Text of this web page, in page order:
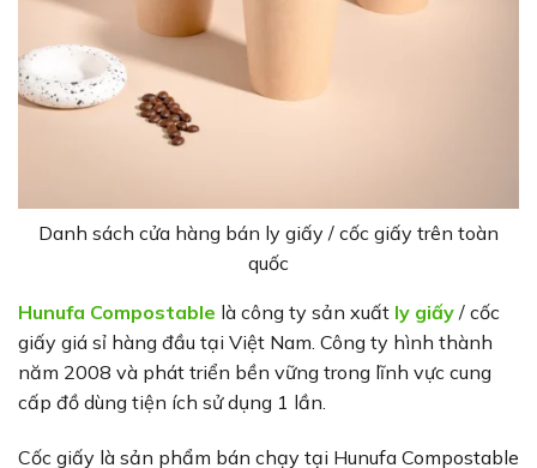
Danh sách cửa hàng bán ly giấy / cốc giấy trên toàn
quốc
Hunufa Compostable là công ty sản xuất ly giấy / cốc
giấy giá sỉ hàng đầu tại Việt Nam. Công ty hình thành
năm 2008 và phát triển bền vững trong lĩnh vực cung
cấp đồ dùng tiện ích sử dụng 1 lần.
Cốc giấy là sản phẩm bán chạy tại Hunufa Compostable